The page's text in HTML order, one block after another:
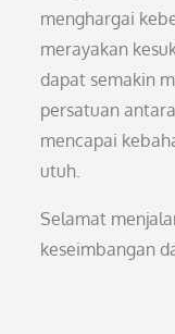
menghargai
merayakan
dapat semakin
persatuan
mencapai
utuh.
Selamat
keseimbangan